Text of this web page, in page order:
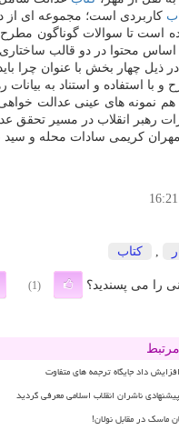
كاربردی است؛ مجموعه ای از
است تا سوالات گوناگون مطرح
اساس محتوا در دو قالب
در ذیل چهار بخش با عنوان چرا
با استفاده و استناد به
هم نمونه های عینی عدالت
رهبر انقلاب در مسیر تحقق
سادات محله و سید علی كشفی تولید شده
, كتاب
را می پسندید؟ (1)
داد جایگاه ترجمه های متفاوت
ناشران انقلاب اسلامی معرفی گردید
ماسک در مقابل نولان!